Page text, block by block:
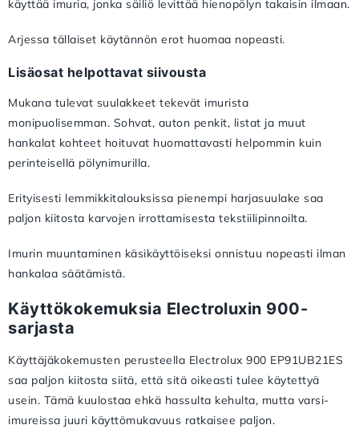
käyttää imuria, jonka säiliö levittää hienopölyn takaisin ilmaan.
Arjessa tällaiset käytännön erot huomaa nopeasti.
Lisäosat helpottavat siivousta
Mukana tulevat suulakkeet tekevät imurista
monipuolisemman. Sohvat, auton penkit, listat ja muut
hankalat kohteet hoituvat huomattavasti helpommin kuin
perinteisellä pölynimurilla.
Erityisesti lemmikkitalouksissa pienempi harjasuulake saa
paljon kiitosta karvojen irrottamisesta tekstiilipinnoilta.
Imurin muuntaminen käsikäyttöiseksi onnistuu nopeasti ilman
hankalaa säätämistä.
Käyttökokemuksia Electroluxin 900-
sarjasta
Käyttäjäkokemusten perusteella Electrolux 900 EP91UB21ES
saa paljon kiitosta siitä, että sitä oikeasti tulee käytettyä
usein. Tämä kuulostaa ehkä hassulta kehulta, mutta varsi-
imureissa juuri käyttömukavuus ratkaisee paljon.